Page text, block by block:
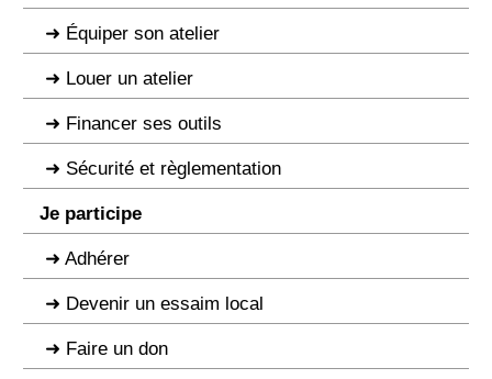
Équiper son atelier
Louer un atelier
Financer ses outils
Sécurité et règlementation
Je participe
Adhérer
Devenir un essaim local
Faire un don